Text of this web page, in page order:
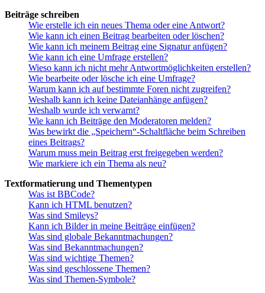
Beiträge schreiben
Wie erstelle ich ein neues Thema oder eine Antwort?
Wie kann ich einen Beitrag bearbeiten oder löschen?
Wie kann ich meinem Beitrag eine Signatur anfügen?
Wie kann ich eine Umfrage erstellen?
Wieso kann ich nicht mehr Antwortmöglichkeiten erstellen?
Wie bearbeite oder lösche ich eine Umfrage?
Warum kann ich auf bestimmte Foren nicht zugreifen?
Weshalb kann ich keine Dateianhänge anfügen?
Weshalb wurde ich verwarnt?
Wie kann ich Beiträge den Moderatoren melden?
Was bewirkt die „Speichern“-Schaltfläche beim Schreiben
eines Beitrags?
Warum muss mein Beitrag erst freigegeben werden?
Wie markiere ich ein Thema als neu?
Textformatierung und Thementypen
Was ist BBCode?
Kann ich HTML benutzen?
Was sind Smileys?
Kann ich Bilder in meine Beiträge einfügen?
Was sind globale Bekanntmachungen?
Was sind Bekanntmachungen?
Was sind wichtige Themen?
Was sind geschlossene Themen?
Was sind Themen-Symbole?